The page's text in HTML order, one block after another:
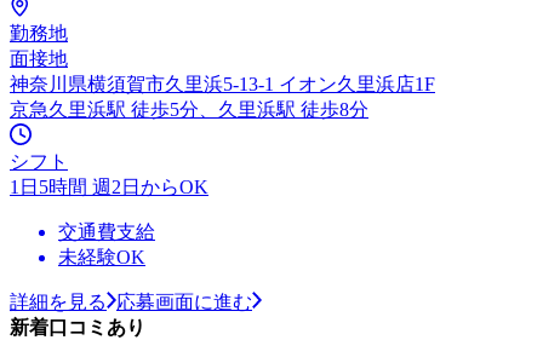
勤務地
面接地
神奈川県横須賀市久里浜5-13-1 イオン久里浜店1F
京急久里浜駅 徒歩5分、久里浜駅 徒歩8分
シフト
1日5時間 週2日からOK
交通費支給
未経験OK
詳細を見る
応募画面に進む
新着口コミあり